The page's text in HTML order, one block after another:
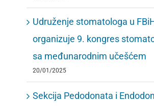
Udruženje stomatologa u
organizuje 9. kongres
sa međunarodnim učešćem
20/01/2025
Sekcija Pedodonata i